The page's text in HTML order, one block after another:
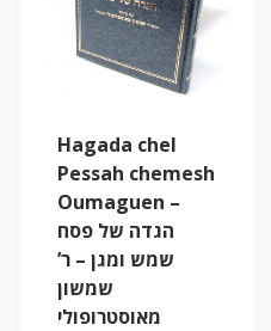
Hagada chel
Pessah chemesh
Oumaguen –
הגדה של פסח
שמש ומגן – ר’
שמשון
מאוסטרופולי